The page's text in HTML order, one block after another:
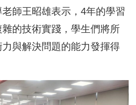
師王昭雄表示，4年的學習
的技術實踐，學生們將所
與解決問題的能力發揮得